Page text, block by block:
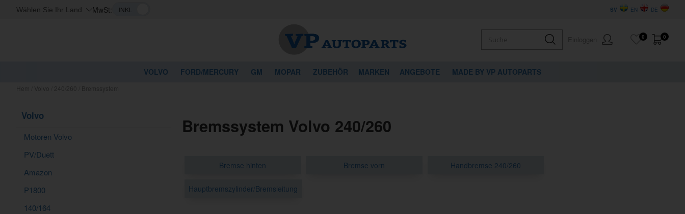
Wählen Sie Ihr Land MwSt: DE
EN
SV
0
0
VOLVO FORD/MERCURY GM MOPAR ZUBEHÖR MARKEN ANGEBOTE MADE BY VP AUTOPARTS
Volvo
Motoren Volvo
PV/Duett
Amazon
P1800
140/164
Bremssystem Volvo 240/260
Bremse hinten Bremse vorn Handbremse 240/260
Hauptbremszylinder/Bremsleitung